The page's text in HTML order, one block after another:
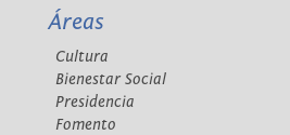
Áreas
Cultura
Bienestar Social
Presidencia
Fomento